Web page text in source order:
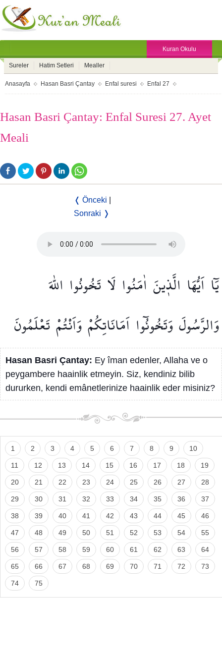
Kuran Okulu
Sureler Hatim Setleri Mealler
Anasayfa Hasan Basri Çantay Enfal suresi Enfal 27
Hasan Basri Çantay: Enfal Suresi 27. Ayet
Meali
❬ Önceki
Sonraki ❭
يَٓا اَيُّهَا الَّذ۪ينَ اٰمَنُوا لَا تَخُونُوا اللّٰهَ
وَالرَّسُولَوَتَخُونُٓوا اَمَانَاتِكُمْوَاَنْتُمْتَعْلَمُونَ
Hasan Basri Çantay: Ey îman edenler, Allaha ve o
peygambere haainlik etmeyin. Siz, kendiniz bilib
dururken, kendi emânetlerinize haainlik eder misiniz?
1 2 3 4 5 6 7 8 9 10
11 12 13 14 15 16 17 18 19
20 21 22 23 24 25 26 27 28
29 30 31 32 33 34 35 36 37
38 39 40 41 42 43 44 45 46
47 48 49 50 51 52 53 54 55
56 57 58 59 60 61 62 63 64
65 66 67 68 69 70 71 72 73
74 75